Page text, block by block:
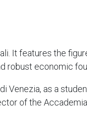
It features the
robust economic
Venezia, as a
of the Accademia